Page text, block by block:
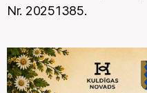
Nr. 20251385.